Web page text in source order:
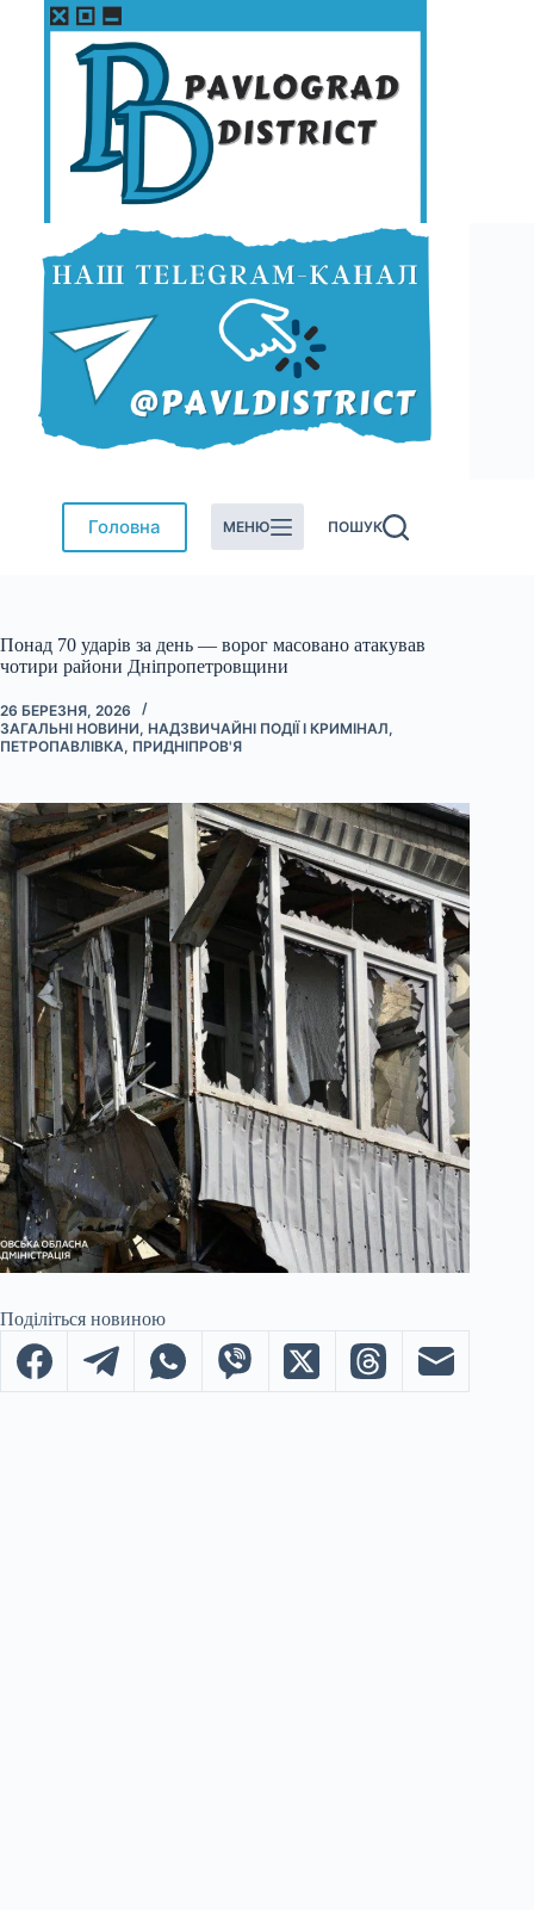
Перейти
Головна МЕНЮ ПОШУК
Понад 70 ударів за день — ворог масовано атакував
чотири райони Дніпропетровщини
26 БЕРЕЗНЯ, 2026
ЗАГАЛЬНІ НОВИНИ, НАДЗВИЧАЙНІ ПОДІЇ І КРИМІНАЛ,
ПЕТРОПАВЛІВКА, ПРИДНІПРОВ'Я
Поділіться новиною